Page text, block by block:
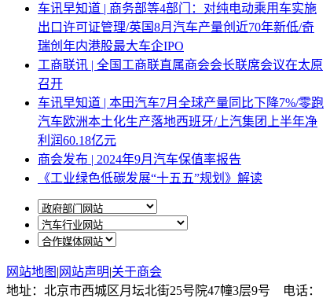
车讯早知道 | 商务部等4部门：对纯电动乘用车实施
出口许可证管理/英国8月汽车产量创近70年新低/奇
瑞创年内港股最大车企IPO
工商联讯 | 全国工商联直属商会会长联席会议在太原
召开
车讯早知道 | 本田汽车7月全球产量同比下降7%/零跑
汽车欧洲本土化生产落地西班牙/上汽集团上半年净
利润60.18亿元
商会发布 | 2024年9月汽车保值率报告
《工业绿色低碳发展“十五五”规划》解读
网站地图 | 网站声明|关于商会
地址：北京市西城区月坛北街25号院47幢3层9号 电话：